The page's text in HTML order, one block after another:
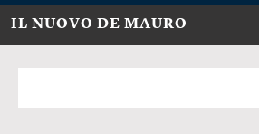
IL NUOVO DE MAURO